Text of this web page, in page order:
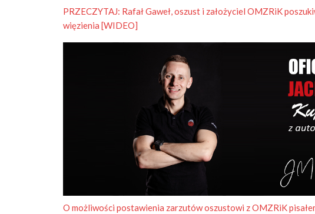
PRZECZYTAJ: Rafał Gaweł, oszust i założyciel OMZRiK
więzienia [WIDEO]
O możliwości postawienia zarzutów oszustowi z OMZRiK